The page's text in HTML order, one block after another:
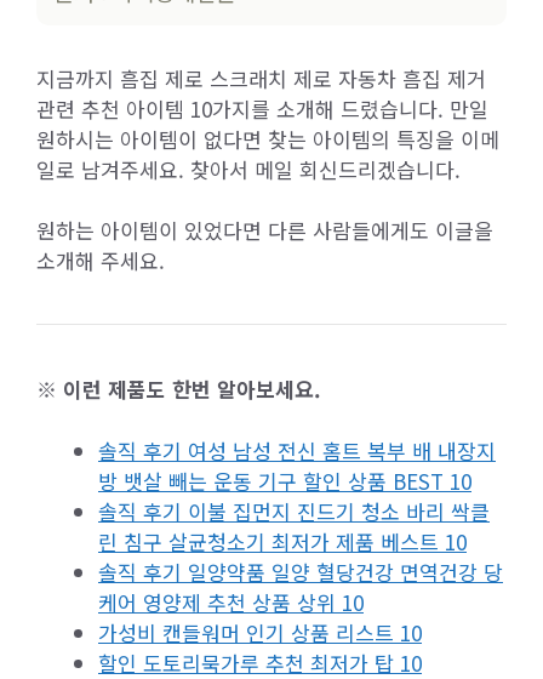
지금까지 흠집 제로 스크래치 제로 자동차 흠집 제거
관련 추천 아이템 10가지를 소개해 드렸습니다. 만일
원하시는 아이템이 없다면 찾는 아이템의 특징을 이메
일로 남겨주세요. 찾아서 메일 회신드리겠습니다.
원하는 아이템이 있었다면 다른 사람들에게도 이글을
소개해 주세요.
※ 이런 제품도 한번 알아보세요.
솔직 후기 여성 남성 전신 홈트 복부 배 내장지
방 뱃살 빼는 운동 기구 할인 상품 BEST 10
솔직 후기 이불 집먼지 진드기 청소 바리 싹클
린 침구 살균청소기 최저가 제품 베스트 10
솔직 후기 일양약품 일양 혈당건강 면역건강 당
케어 영양제 추천 상품 상위 10
가성비 캔들워머 인기 상품 리스트 10
할인 도토리묵가루 추천 최저가 탑 10